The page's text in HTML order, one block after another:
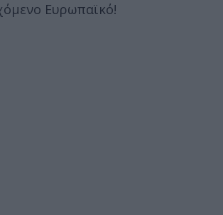
Ευρωπαϊκό!